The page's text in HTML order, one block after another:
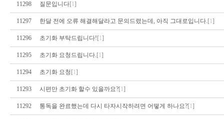
11298 질문입니다[1]
11297 한달 전에 오류 해결해달라고 문의드렸는데, 아직 그대로입니다. [1]
11296 초기화 부탁드립니다! [1]
11295 초기화 요청드립니다. [1]
11294 초기화 요청 [1]
11293 시편만 초기화 할수 있을까요?[1]
11292 통독을 완료했는데 다시 타자시작하려면 어떻게 하나요?[1]